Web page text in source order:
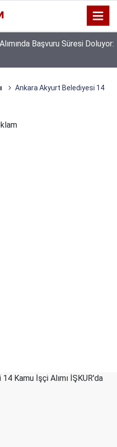
Başvuru Süresi Doluyor:
Ankara Akyurt Belediyesi 14